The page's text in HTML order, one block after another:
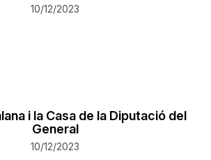
10/12/2023
i la Casa de la Diputació del
General
10/12/2023